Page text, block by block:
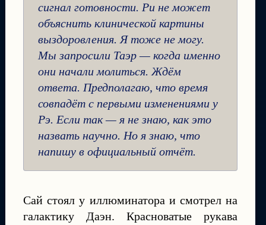
сигнал готовности. Ри не может
объяснить клинической картины
выздоровления. Я тоже не могу.
Мы запросили Таэр — когда именно
они начали молиться. Ждём
ответа. Предполагаю, что время
совпадёт с первыми изменениями у
Рэ. Если так — я не знаю, как это
назвать научно. Но я знаю, что
напишу в официальный отчёт.
Сай стоял у иллюминатора и смотрел на
галактику Даэн. Красноватые рукава